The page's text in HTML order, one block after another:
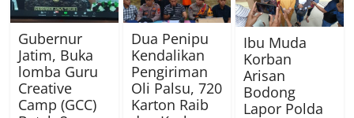
Gubernur
Jatim, Buka
lomba Guru
Creative
Camp (GCC)
Dua Penipu
Kendalikan
Pengiriman
Oli Palsu, 720
Karton Raib
Ibu Muda
Korban
Arisan
Bodong
Lapor Polda